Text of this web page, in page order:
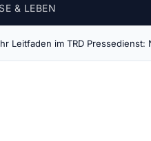
& LEBEN
Leitfaden im TRD